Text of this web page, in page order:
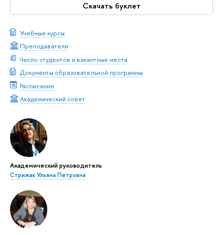
Скачать буклет
Учебные курсы
Преподаватели
Число студентов и вакантные места
Документы образовательной программы
Расписание
Академический совет
Академический руководитель
Стрижак Ульяна Петровна